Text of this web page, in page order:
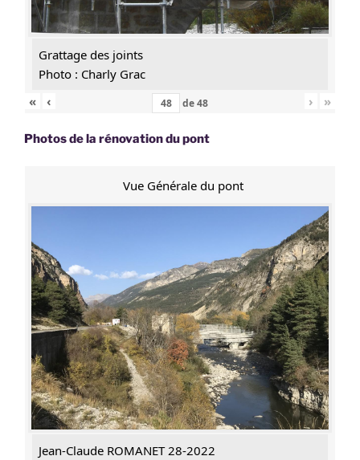
Grattage des joints
Photo : Charly Grac
«
‹ de48 › »
Photos de la rénovation du pont
Vue Générale du pont
Jean-Claude ROMANET 28-2022